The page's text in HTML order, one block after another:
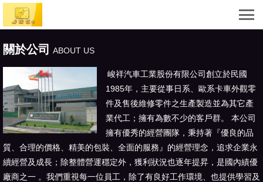
關於公司 ABOUT US
峻祥汽車工業股份有限公司創立於民國
1985年，主要從事日系、歐系卡車外觀零
件及售後維修零件之生產製造並為其它產
業代工；擁有為數不少的客戶群。 本公司
擁有優秀的經營團隊，秉持著『優良的品
質、合理的價格、精美的包裝、全面的服務』的經營理念，追求企業永
續經營及成長；除整體營運穩定外，獲利狀況也逐年提昇，是國內績優
廠商之一 。我們重視每一位員工，除了有良好工作環境、也提供學習及